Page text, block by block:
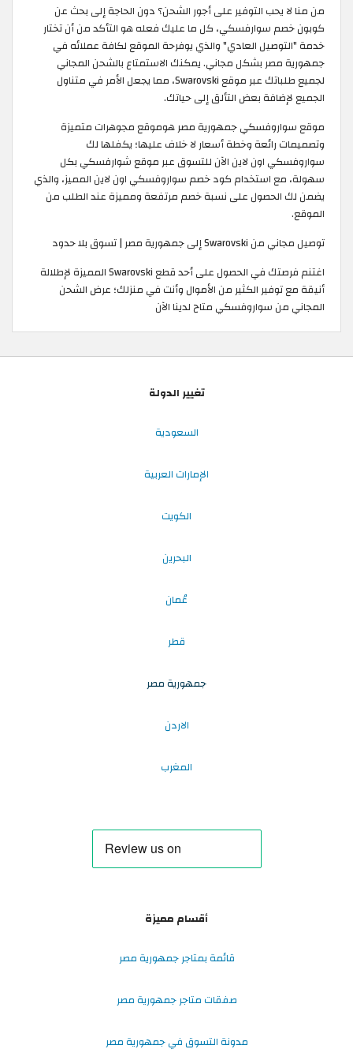
من منا لا يحب التوفير على أجور الشحن؟ دون الحاجة إلى بحث عن
كوبون خصم سوارفسكي، كل ما عليك فعله هو التأكد من أن تختار
خدمة "التوصيل العادي" والذي يوفرحة الموقع لكافة عملائه في
جمهورية مصر بشكل مجاني. يمكنك الاستمتاع بالشحن المجاني
لجميع طلباتك عبر موقع Swarovski، مما يجعل الأمر في متناول
الجميع لإضافة بعض التألق إلى حياتك.
موقع سواروفسكي جمهورية مصر هوموقع مجوهرات متميزة
وتصميمات رائعة وخطة أسعار لا خلاف عليها؛ يكفلها لك
سواروفسكي اون لاين الآن للتسوق عبر موقع شوارفسكي بكل
سهولة، مع استخدام كود خصم سواروفسكي اون لاين المميز، والذي
يضمن لك الحصول على نسبة خصم مرتفعة ومميزة عند الطلب من
الموقع.
توصيل مجاني من Swarovski إلى جمهورية مصر | تسوق بلا حدود
اغتنم فرصتك في الحصول على أحد قطع Swarovski المميزة لإطلالة
أنيقة مع توفير الكثير من الأموال وأنت في منزلك؛ عرض الشحن
المجاني من سواروفسكي متاح لدينا الآن
تغيير الدولة
السعودية
الإمارات العربية
الكويت
البحرين
عُمان
قطر
جمهورية مصر
الاردن
المغرب
أقسام مميزة
قائمة بمتاجر جمهورية مصر
صفقات متاجر جمهورية مصر
مدونة التسوق في جمهورية مصر